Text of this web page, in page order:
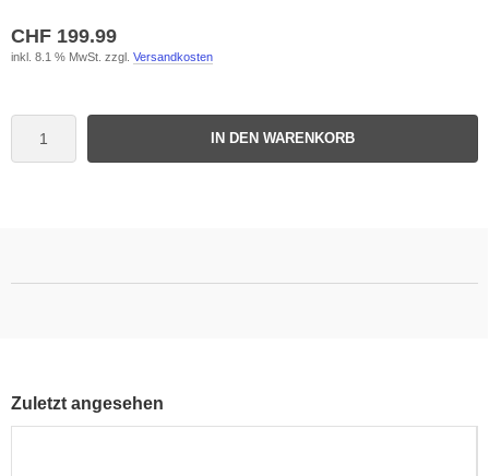
CHF 199.99
inkl. 8.1 % MwSt. zzgl. Versandkosten
IN DEN WARENKORB
Zuletzt angesehen